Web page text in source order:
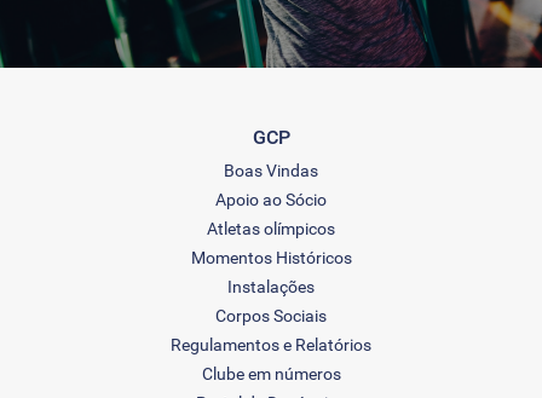
GCP
Boas Vindas
Apoio ao Sócio
Atletas olímpicos
Momentos Históricos
Instalações
Corpos Sociais
Regulamentos e Relatórios
Clube em números